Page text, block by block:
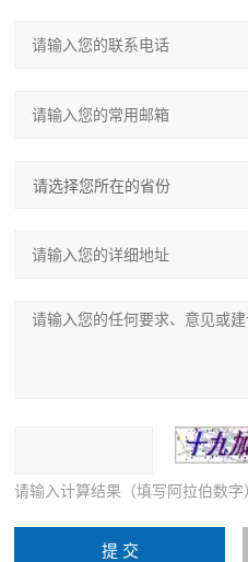
请输入计算结果（填写阿拉伯数